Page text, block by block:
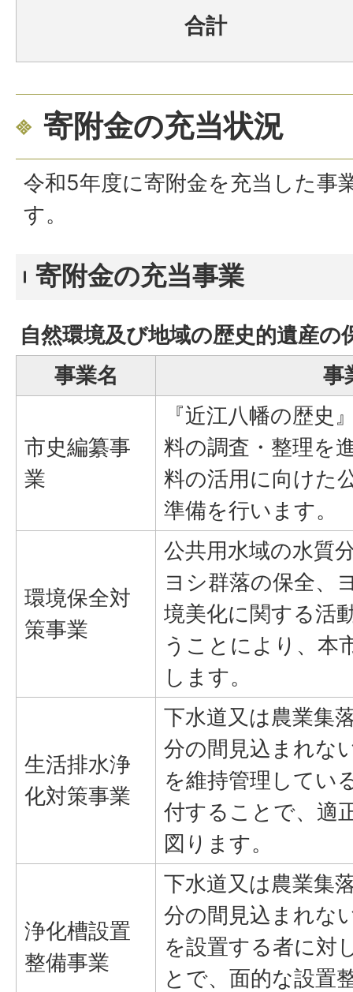
合計
寄附金の充当状況
令和5年度に寄附金を充当した事
す。
寄附金の充当事業
自然環境及び地域の歴史的遺産の
事業名
事
市史編纂事
業
『近江八幡の歴史
料の調査・整理を
料の活用に向けた
準備を行います。
環境保全対
策事業
公共用水域の水質
ヨシ群落の保全、
境美化に関する活
うことにより、本
します。
生活排水浄
化対策事業
下水道又は農業集
分の間見込まれな
を維持管理してい
付することで、適
図ります。
浄化槽設置
整備事業
下水道又は農業集
分の間見込まれな
を設置する者に対
とで、面的な設置